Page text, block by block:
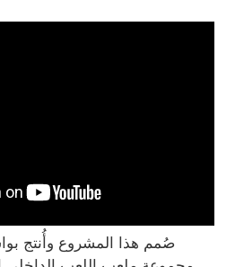
صُمم هذا المشروع وأُنتج